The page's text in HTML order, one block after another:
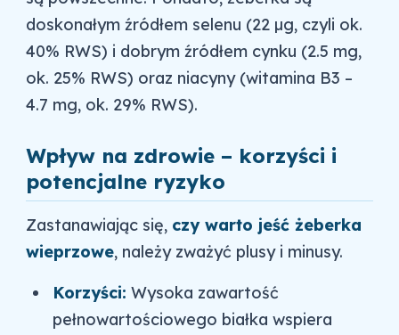
doskonałym źródłem selenu (22 µg, czyli ok.
40% RWS) i dobrym źródłem cynku (2.5 mg,
ok. 25% RWS) oraz niacyny (witamina B3 –
4.7 mg, ok. 29% RWS).
Wpływ na zdrowie – korzyści i
potencjalne ryzyko
Zastanawiając się, czy warto jeść żeberka
wieprzowe, należy zważyć plusy i minusy.
Korzyści: Wysoka zawartość
pełnowartościowego białka wspiera